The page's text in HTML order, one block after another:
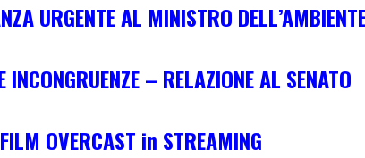
URGENTE AL MINISTRO
INCONGRUENZE – RELAZIONE AL SENATO
FILM OVERCAST in STREAMING